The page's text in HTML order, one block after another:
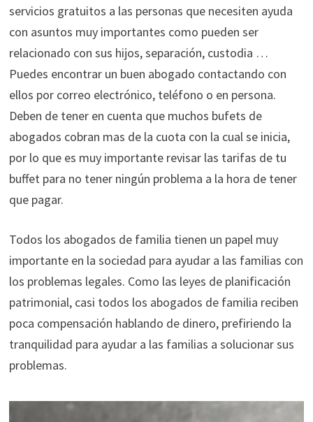
servicios gratuitos a las personas que necesiten ayuda
con asuntos muy importantes como pueden ser
relacionado con sus hijos, separación, custodia …
Puedes encontrar un buen abogado contactando con
ellos por correo electrónico, teléfono o en persona.
Deben de tener en cuenta que muchos bufets de
abogados cobran mas de la cuota con la cual se inicia,
por lo que es muy importante revisar las tarifas de tu
buffet para no tener ningún problema a la hora de tener
que pagar.
Todos los abogados de familia tienen un papel muy
importante en la sociedad para ayudar a las familias con
los problemas legales. Como las leyes de planificación
patrimonial, casi todos los abogados de familia reciben
poca compensación hablando de dinero, prefiriendo la
tranquilidad para ayudar a las familias a solucionar sus
problemas.